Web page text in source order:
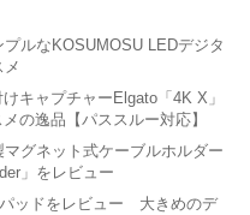
プルなKOSUMOSU LEDデジタ
キャプチャーElgato「4K X」
の逸品【パススルー対応】
マグネット式ケーブルホルダー
」をレビュー
パッドをレビュー 大きめのデ